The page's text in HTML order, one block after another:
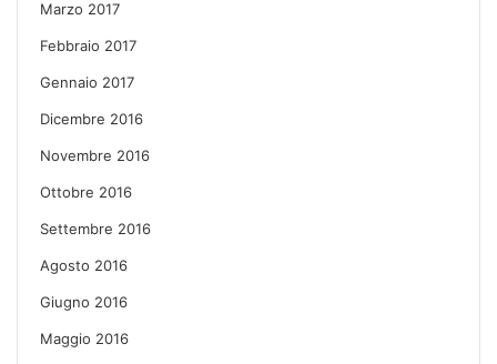
Marzo 2017
Febbraio 2017
Gennaio 2017
Dicembre 2016
Novembre 2016
Ottobre 2016
Settembre 2016
Agosto 2016
Giugno 2016
Maggio 2016